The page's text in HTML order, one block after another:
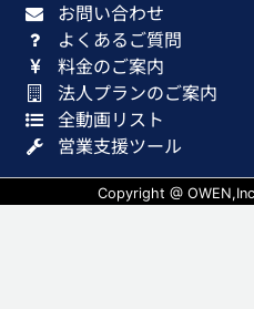
お問い合わせ
よくあるご質問
料金のご案内
法人プランのご案内
全動画リスト
営業支援ツール
Copyright @